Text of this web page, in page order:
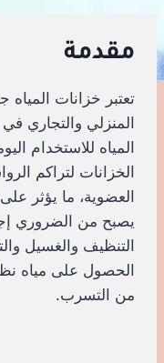
مقدمة
تعتبر خزانات
المنزلي والتجاري
المياه للاستخدام
الخزانات لتراكم
العضوية، ما يؤثر
يصبح من الضروري
التنظيف والغسيل
الحصول على مياه
من التسرب.